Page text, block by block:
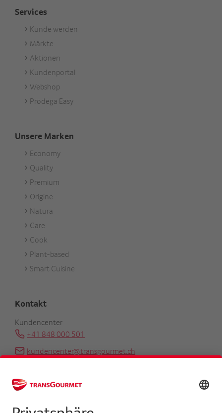
Services
Footer
Services
Kunde werden
Märkte
Aktionen
Kundenportal
Webshop
Prodega Easy
Unsere Marken
Footer
Unsere
Marken
Economy
Quality
Premium
Origine
Natura
Care
Cook
Plant-based
Smart Cuisine
Kontakt
Kundencenter
+41 848 000 501
kundencenter@transgourmet.ch
+41 31 858 48 48